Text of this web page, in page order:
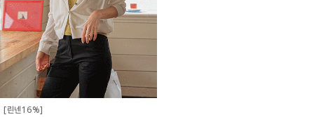
[린넨16%]